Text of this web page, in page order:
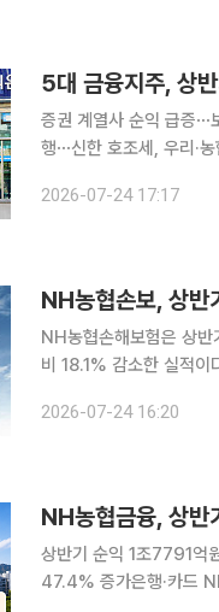
5대 금융지주, 상
증권 계열사 순익 급증⋯
행⋯신한 호조세, 우리·농협 역성장 5대 금융지주가 올해 상반기 13조
다. 24일 금융권에 따
2026-07-24 17:17
NH농협손보, 상
NH농협손해보험은 상
비 18.1% 감소한 실적이다. 순이익 변동에는 보험금 예실차 개선과 신계약 확대에 힘입어
2026-07-24 16:20
NH농협금융, 상
상반기 순익 1조7791억
47.4% 증가은행·카드 NIM 1.74%